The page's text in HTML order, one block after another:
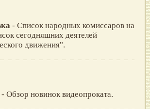
- Список народных комиссаров на
сегодняшних деятелей
движения".
- Oбзор новинок видеопроката.